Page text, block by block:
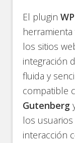
El plugin
los sitios
integración
fluida y
compatible
Gutenberg
los
interacción